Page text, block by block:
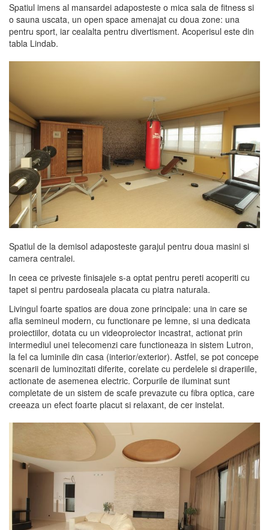
Spatiul imens al mansardei adaposteste o mica sala de fitness si
o sauna uscata, un open space amenajat cu doua zone: una
pentru sport, iar cealalta pentru divertisment. Acoperisul este din
tabla Lindab.
Spatiul de la demisol adaposteste garajul pentru doua masini si
camera centralei.
In ceea ce priveste finisajele s-a optat pentru pereti acoperiti cu
tapet si pentru pardoseala placata cu piatra naturala.
Livingul foarte spatios are doua zone principale: una in care se
afla semineul modern, cu functionare pe lemne, si una dedicata
proiectiilor, dotata cu un videoproiector incastrat, actionat prin
intermediul unei telecomenzi care functioneaza in sistem Lutron,
la fel ca luminile din casa (interior/exterior). Astfel, se pot concepe
scenarii de luminozitati diferite, corelate cu perdelele si draperiile,
actionate de asemenea electric. Corpurile de iluminat sunt
completate de un sistem de scafe prevazute cu fibra optica, care
creeaza un efect foarte placut si relaxant, de cer instelat.